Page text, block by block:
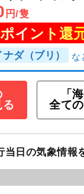
円/隻
ポイント還
ナダ（ブリ）
「
全て
当日の気象情報